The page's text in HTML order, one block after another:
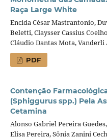
Raça Large White
Encida César Mastrantonio,
Beletti, Claysser Cassius
Cláudio Dantas Mota, Vanderli
PDF
Contenção
(Sphiggurus spp.) Pela
Cetamina
Alonso Gabriel Pereira
Elisa Pereira, Sônia Zanini